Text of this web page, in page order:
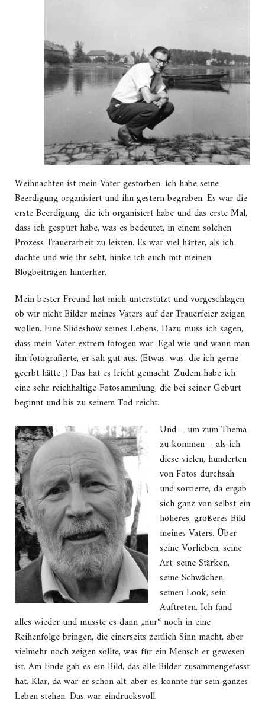
Weihnachten ist mein Vater gestorben, ich habe seine
Beerdigung organisiert und ihn gestern begraben. Es war die
erste Beerdigung, die ich organisiert habe und das erste Mal,
dass ich gespürt habe, was es bedeutet, in einem solchen
Prozess Trauerarbeit zu leisten. Es war viel härter, als ich
dachte und wie ihr seht, hinke ich auch mit meinen
Blogbeiträgen hinterher.
Mein bester Freund hat mich unterstützt und vorgeschlagen,
ob wir nicht Bilder meines Vaters auf der Trauerfeier zeigen
wollen. Eine Slideshow seines Lebens. Dazu muss ich sagen,
dass mein Vater extrem fotogen war. Egal wie und wann man
ihn fotografierte, er sah gut aus. (Etwas, was, die ich gerne
geerbt hätte ;) Das hat es leicht gemacht. Zudem habe ich
eine sehr reichhaltige Fotosammlung, die bei seiner Geburt
beginnt und bis zu seinem Tod reicht.
Und – um zum Thema
zu kommen – als ich
diese vielen, hunderten
von Fotos durchsah
und sortierte, da ergab
sich ganz von selbst ein
höheres, größeres Bild
meines Vaters. Über
seine Vorlieben, seine
Art, seine Stärken,
seine Schwächen,
seinen Look, sein
Auftreten. Ich fand
alles wieder und musste es dann „nur“ noch in eine
Reihenfolge bringen, die einerseits zeitlich Sinn macht, aber
vielmehr noch zeigen sollte, was für ein Mensch er gewesen
ist. Am Ende gab es ein Bild, das alle Bilder zusammengefasst
hat. Klar, da war er schon alt, aber es konnte für sein ganzes
Leben stehen. Das war eindrucksvoll.